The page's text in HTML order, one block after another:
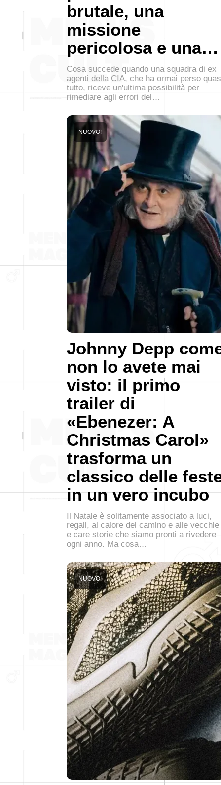
brutale, una
missione
pericolosa e una…
Cosa succede quando una squadra di ex
agenti della CIA, che ha ormai perso
tutto, riceve un'ultima possibilità per
rimediare agli errori del…
Johnny Depp
non lo avete mai
visto: il primo
trailer di
«Ebenezer: A
Christmas Carol»
trasforma un
classico delle
in un vero incubo
NUOVO!
Il Natale è solitamente associato a luci,
regali, al calore del camino e alle vecchie
e care storie che siamo pronti a rivedere
ogni anno. Ma cosa…
NUOVO!